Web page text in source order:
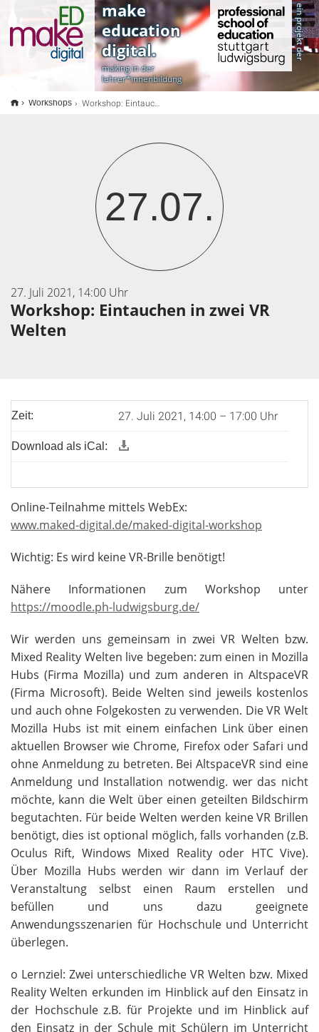
make
education
digital.
making in der
lehrer*innenbildung
ein projekt der
Workshops Workshop: Eintauchen in zwei VR Welten
27.07.
Workshop: Eintauchen in zwei VR
Welten
27. Juli 2021, 14:00 Uhr
Zeit: 27. Juli 2021, 14:00 – 17:00 Uhr
Download als iCal:
Online-Teilnahme mittels WebEx:
www.maked-digital.de/maked-digital-workshop
Wichtig: Es wird keine VR-Brille benötigt!
Nähere Informationen zum Workshop unter
https://moodle.ph-ludwigsburg.de/
Wir werden uns gemeinsam in zwei VR Welten bzw.
Mixed Reality Welten live begeben: zum einen in Mozilla
Hubs (Firma Mozilla) und zum anderen in AltspaceVR
(Firma Microsoft). Beide Welten sind jeweils kostenlos
und auch ohne Folgekosten zu verwenden. Die VR Welt
Mozilla Hubs ist mit einem einfachen Link über einen
aktuellen Browser wie Chrome, Firefox oder Safari und
ohne Anmeldung zu betreten. Bei AltspaceVR sind eine
Anmeldung und Installation notwendig. wer das nicht
möchte, kann die Welt über einen geteilten Bildschirm
begutachten. Für beide Welten werden keine VR Brillen
benötigt, dies ist optional möglich, falls vorhanden (z.B.
Oculus Rift, Windows Mixed Reality oder HTC Vive).
Über Mozilla Hubs werden wir dann im Verlauf der
Veranstaltung selbst einen Raum erstellen und
befüllen und uns dazu geeignete
Anwendungsszenarien für Hochschule und Unterricht
überlegen.
o Lernziel: Zwei unterschiedliche VR Welten bzw. Mixed
Reality Welten erkunden im Hinblick auf den Einsatz in
der Hochschule z.B. für Projekte und im Hinblick auf
den Einsatz in der Schule mit Schülern im Unterricht